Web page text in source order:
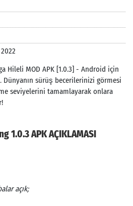
Hileli MOD APK [1.0.3] - Android için
sürüş becerilerinizi görmesi
seviyelerini tamamlayarak onlara
1.0.3 APK AÇIKLAMASI
açık;